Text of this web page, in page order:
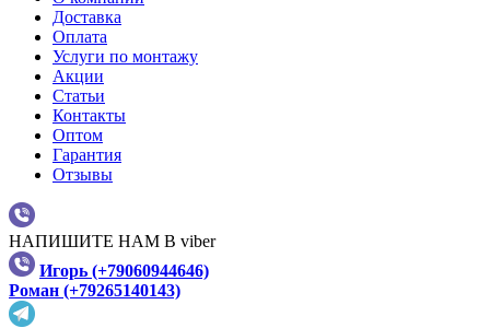
Доставка
Оплата
Услуги по монтажу
Акции
Статьи
Контакты
Оптом
Гарантия
Отзывы
НАПИШИТЕ НАМ В viber
Игорь (+79060944646)
Роман (+79265140143)